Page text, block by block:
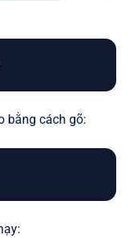
bằng cách gõ: